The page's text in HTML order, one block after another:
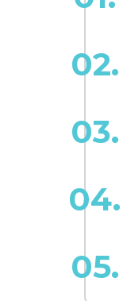
02.
03.
04.
05.